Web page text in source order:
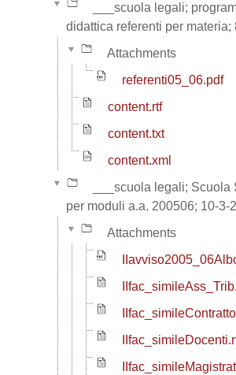
___scuola legali;
didattica referenti per materia;
Attachments
referenti05_06.pdf
content.rtf
content.txt
content.xml
___scuola legali; Scuola
per moduli a.a. 200506; 10-3-
Attachments